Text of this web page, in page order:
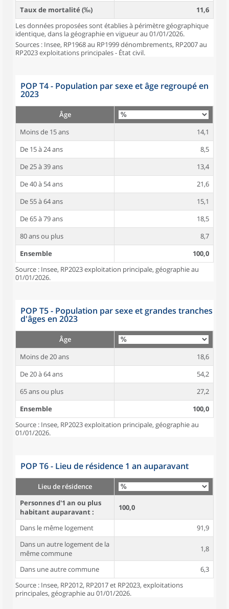
Taux de mortalité (‰)
11,6
Les données proposées sont établies à périmètre géographique
identique, dans la géographie en vigueur au 01/01/2026.
Sources : Insee, RP1968 au RP1999 dénombrements, RP2007 au
RP2023 exploitations principales - État civil.
POP T4 - Population par sexe et âge regroupé en
2023
Âge
Moins de 15 ans
14,1
De 15 à 24 ans
8,5
De 25 à 39 ans
13,4
De 40 à 54 ans
21,6
De 55 à 64 ans
15,1
De 65 à 79 ans
18,5
80 ans ou plus
8,7
Ensemble
100,0
Source : Insee, RP2023 exploitation principale, géographie au
01/01/2026.
POP T5 - Population par sexe et grandes tranches
d'âges en 2023
Âge
Moins de 20 ans
18,6
De 20 à 64 ans
54,2
65 ans ou plus
27,2
Ensemble
100,0
Source : Insee, RP2023 exploitation principale, géographie au
01/01/2026.
POP T6 - Lieu de résidence 1 an auparavant
Lieu de résidence
Personnes d'1 an ou plus
habitant auparavant :
100,0
Dans le même logement
91,9
Dans un autre logement de la
même commune
1,8
Dans une autre commune
6,3
Source : Insee, RP2012, RP2017 et RP2023, exploitations
principales, géographie au 01/01/2026.